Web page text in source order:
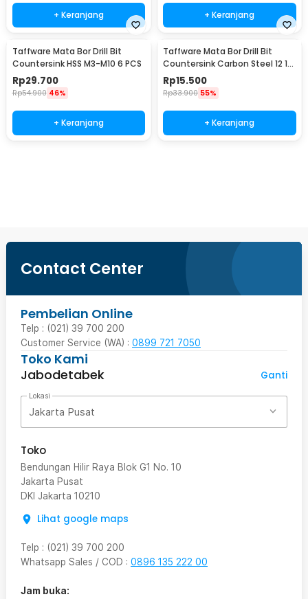
+ Keranjang + Keranjang
Taffware Mata Bor Drill Bit
Countersink HSS M3-M10 6 PCS
Rp29.700
Rp54.900 46%
+ Keranjang
Taffware Mata Bor Drill Bit
Countersink Carbon Steel 12 16
19mm 3 PCS
Rp15.500
Rp33.900 55%
+ Keranjang
Contact Center
Pembelian Online
Telp : (021) 39 700 200
Customer Service (WA) : 0899 721 7050
Toko Kami
Jabodetabek
Ganti
Lokasi
Jakarta Pusat
Toko
Bendungan Hilir Raya Blok G1 No. 10
Jakarta Pusat
DKI Jakarta 10210
Lihat google maps
Telp : (021) 39 700 200
Whatsapp Sales / COD : 0896 135 222 00
Jam buka: